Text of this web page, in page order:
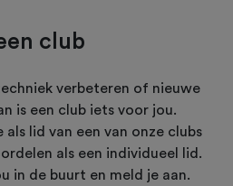
club
verbeteren of nieuwe
is een club iets voor jou.
lid van een van onze clubs
als een individueel lid.
in de buurt en meld je aan.